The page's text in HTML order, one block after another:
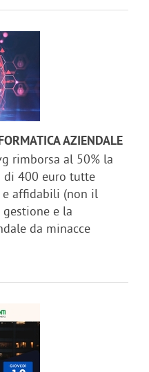
AZIENDALE
rimborsa al 50% la
di 400 euro tutte
affidabili (non il
e la
da minacce